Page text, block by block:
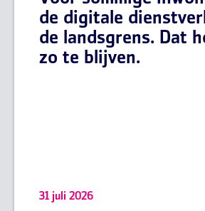
de digitale
de landsgrens. Dat
zo te blijven.
31 juli 2026